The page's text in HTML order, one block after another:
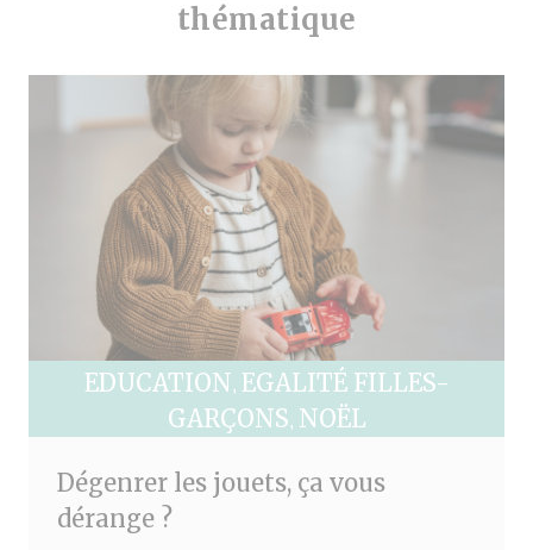
thématique
EDUCATION, EGALITÉ FILLES-
GARÇONS, NOËL
Dégenrer les jouets, ça vous
dérange ?